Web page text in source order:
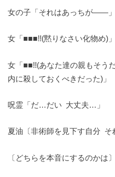
女の子「それはあっちが――」
女「■■■!!(黙りなさい化物め)」
女「■■!!(あなた達の親もそう
内に殺しておくべきだった)」
呪霊「だ…だい 大丈夫…」
夏油〔非術師を見下す自分 そ
〔どちらを本音にするのかは〕